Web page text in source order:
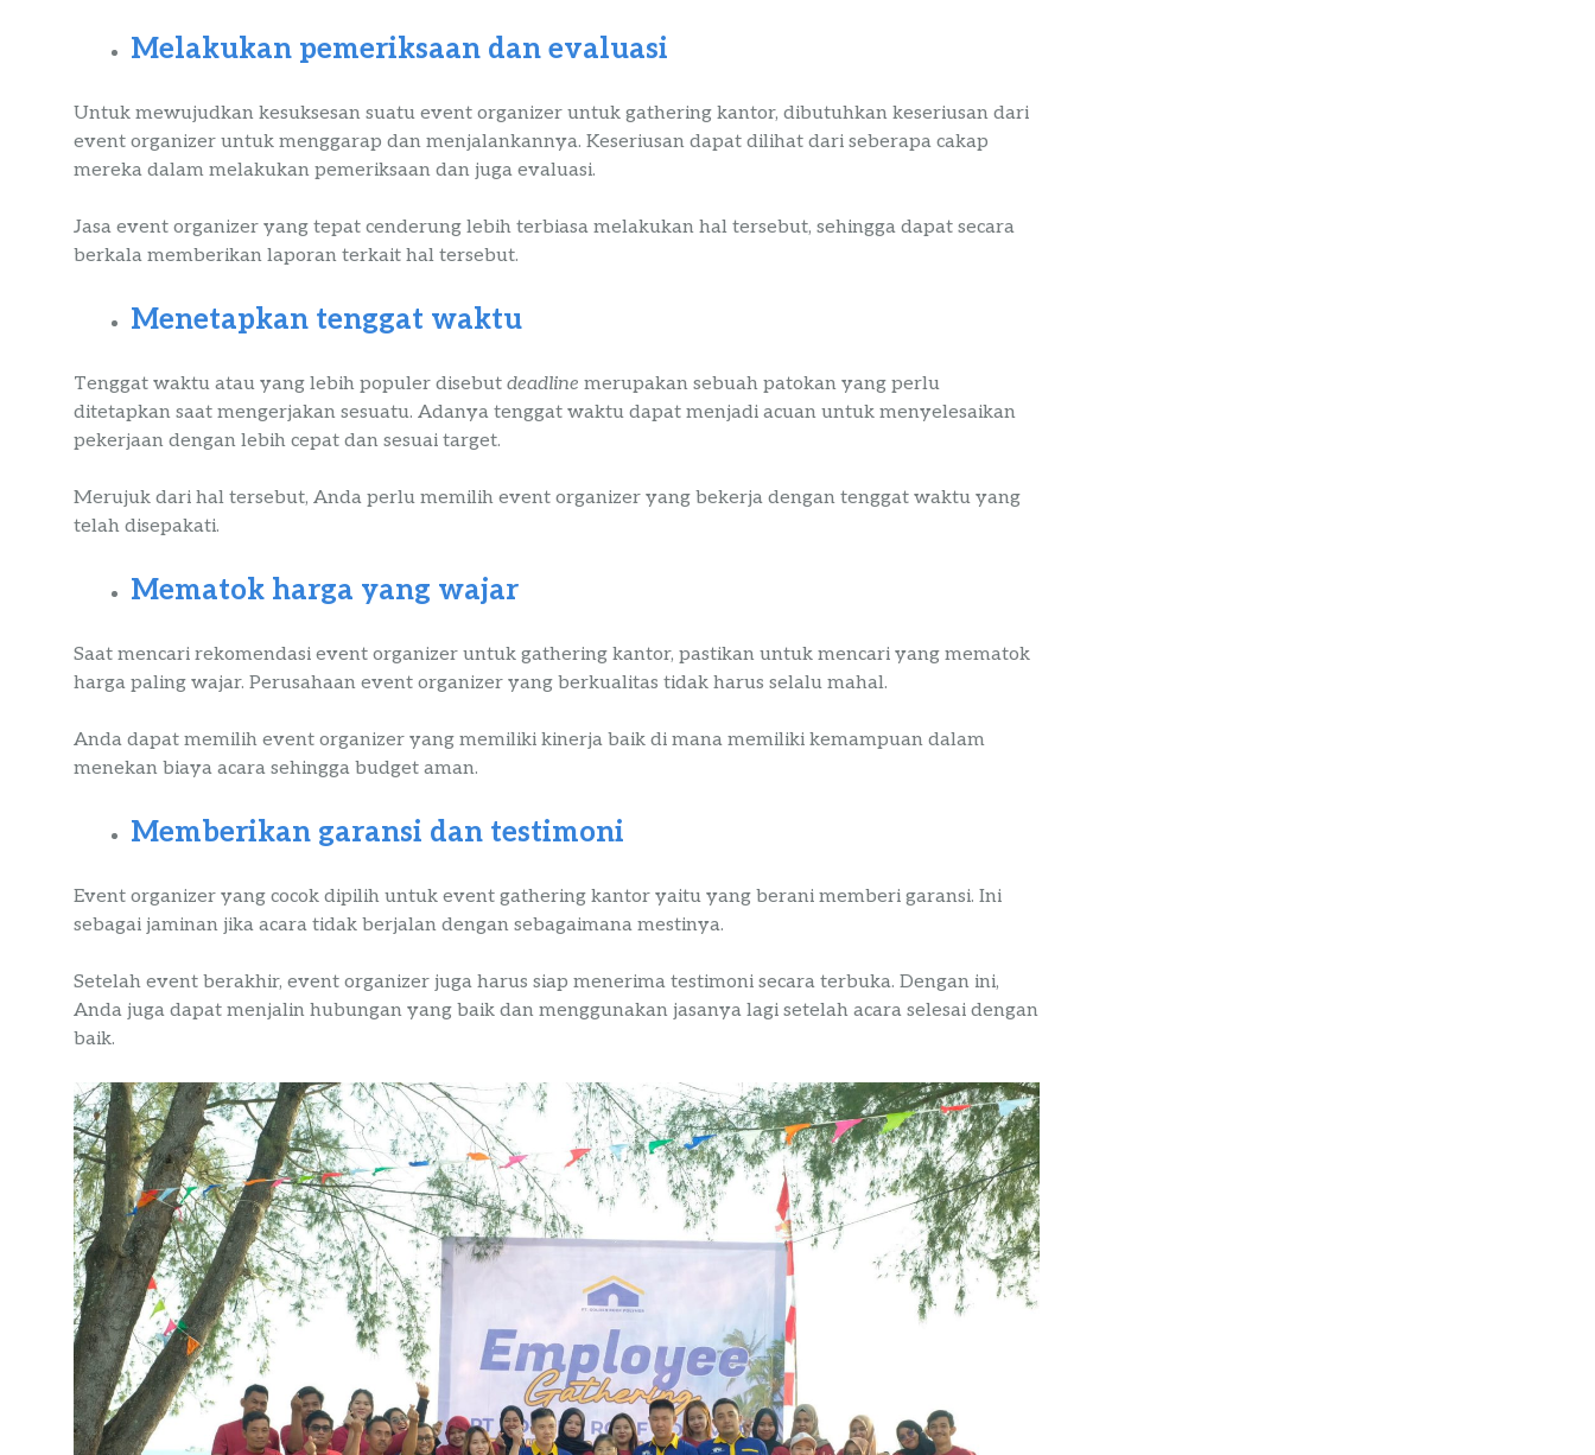
Melakukan pemeriksaan dan evaluasi
Untuk mewujudkan kesuksesan suatu event organizer untuk gathering kantor, dibutuhkan keseriusan dari
event organizer untuk menggarap dan menjalankannya. Keseriusan dapat dilihat dari seberapa cakap
mereka dalam melakukan pemeriksaan dan juga evaluasi.
Jasa event organizer yang tepat cenderung lebih terbiasa melakukan hal tersebut, sehingga dapat secara
berkala memberikan laporan terkait hal tersebut.
Menetapkan tenggat waktu
Tenggat waktu atau yang lebih populer disebut deadline merupakan sebuah patokan yang perlu
ditetapkan saat mengerjakan sesuatu. Adanya tenggat waktu dapat menjadi acuan untuk menyelesaikan
pekerjaan dengan lebih cepat dan sesuai target.
Merujuk dari hal tersebut, Anda perlu memilih event organizer yang bekerja dengan tenggat waktu yang
telah disepakati.
Mematok harga yang wajar
Saat mencari rekomendasi event organizer untuk gathering kantor, pastikan untuk mencari yang mematok
harga paling wajar. Perusahaan event organizer yang berkualitas tidak harus selalu mahal.
Anda dapat memilih event organizer yang memiliki kinerja baik di mana memiliki kemampuan dalam
menekan biaya acara sehingga budget aman.
Memberikan garansi dan testimoni
Event organizer yang cocok dipilih untuk event gathering kantor yaitu yang berani memberi garansi. Ini
sebagai jaminan jika acara tidak berjalan dengan sebagaimana mestinya.
Setelah event berakhir, event organizer juga harus siap menerima testimoni secara terbuka. Dengan ini,
Anda juga dapat menjalin hubungan yang baik dan menggunakan jasanya lagi setelah acara selesai dengan
baik.